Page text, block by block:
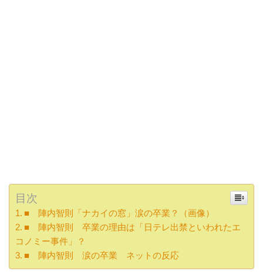
目次
■ 陣内智則「ナカイの窓」涙の卒業？（画像）
■ 陣内智則 卒業の理由は「日テレ出禁といわれたエ
コノミー事件」？
■ 陣内智則 涙の卒業 ネットの反応